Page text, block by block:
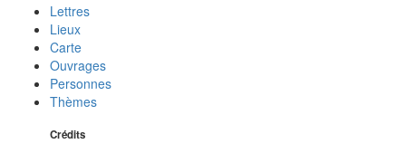
Lettres
Lieux
Carte
Ouvrages
Personnes
Thèmes
Crédits